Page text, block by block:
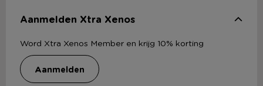
Aanmelden Xtra Xenos
Word Xtra Xenos Member en krijg 10% korting
aanmelden